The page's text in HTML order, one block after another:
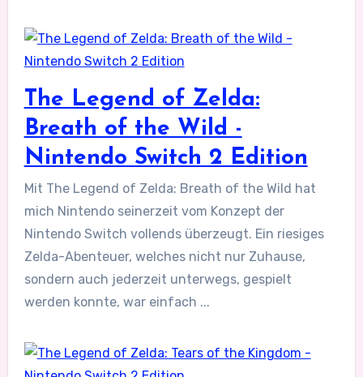
The Legend of Zelda:
Breath of the Wild -
Nintendo Switch 2 Edition
Mit The Legend of Zelda: Breath of the Wild hat
mich Nintendo seinerzeit vom Konzept der
Nintendo Switch vollends überzeugt. Ein riesiges
Zelda-Abenteuer, welches nicht nur Zuhause,
sondern auch jederzeit unterwegs, gespielt
werden konnte, war einfach ...